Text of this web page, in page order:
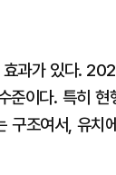
과가 있다.
이다. 특히 현
구조여서, 유치